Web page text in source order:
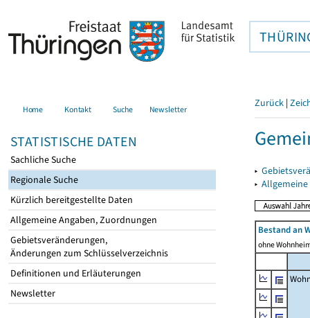
Home Kontakt Suche Newsletter
STATISTISCHE DATEN
Sachliche Suche
Regionale Suche
Kürzlich bereitgestellte Daten
Allgemeine Angaben, Zuordnungen
Gebietsveränderungen,
Änderungen zum Schlüsselverzeichnis
Definitionen und Erläuterungen
Newsletter
Zurück |
▸
▸
Bestand an
ohne